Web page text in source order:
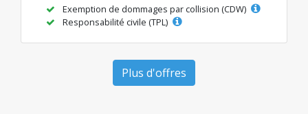
Exemption de dommages par collision (CDW)
Responsabilité civile (TPL)
Plus d'offres